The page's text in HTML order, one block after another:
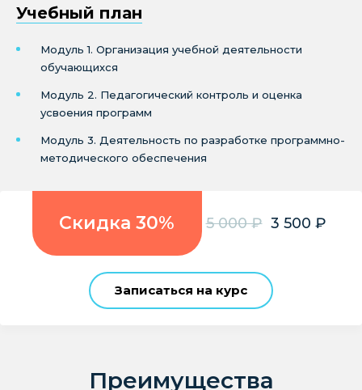
Учебный план
Модуль 1. Организация учебной деятельности
обучающихся
Модуль 2. Педагогический контроль и оценка
усвоения программ
Модуль 3. Деятельность по разработке программно-
методического обеспечения
Скидка 30% 5 000 ₽ 3 500 ₽
Записаться на курс
Преимущества